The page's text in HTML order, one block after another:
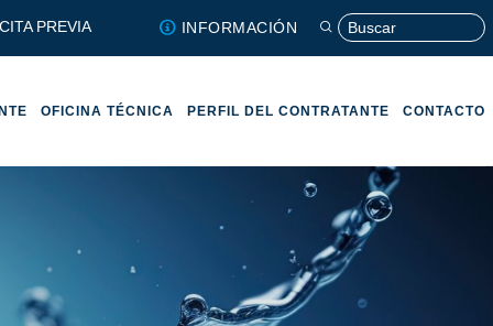
PREVIA INFORMACIÓN
OFICINA TÉCNICA PERFIL DEL CONTRATANTE CONTACTO